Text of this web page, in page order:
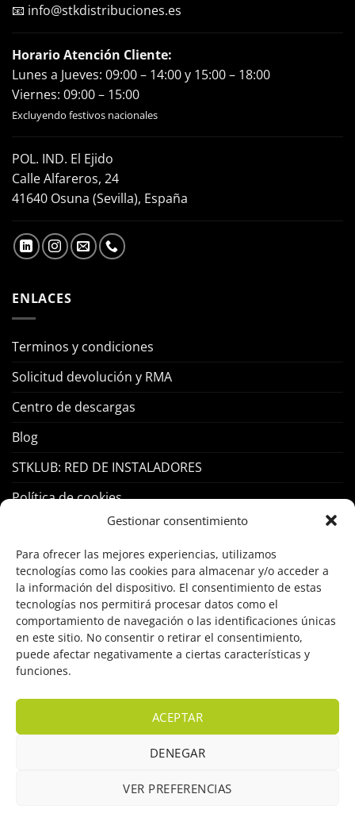
Gestionar consentimiento
Para ofrecer las mejores experiencias, utilizamos
tecnologías como las cookies para almacenar y/o acceder a
la información del dispositivo. El consentimiento de estas
tecnologías nos permitirá procesar datos como el
comportamiento de navegación o las identificaciones únicas
en este sitio. No consentir o retirar el consentimiento,
puede afectar negativamente a ciertas características y
funciones.
ACEPTAR
DENEGAR
VER PREFERENCIAS
📧 info@stkdistribuciones.es
Horario Atención Cliente:
Lunes a Jueves: 09:00 – 14:00 y 15:00 – 18:00
Viernes: 09:00 – 15:00
Excluyendo festivos nacionales
POL. IND. El Ejido
Calle Alfareros, 24
41640 Osuna (Sevilla), España
ENLACES
Terminos y condiciones
Solicitud devolución y RMA
Centro de descargas
Blog
STKLUB: RED DE INSTALADORES
Política de cookies
Control Acceso
Hogar Inteligente
Incendio
Intrusión
OFERTAS